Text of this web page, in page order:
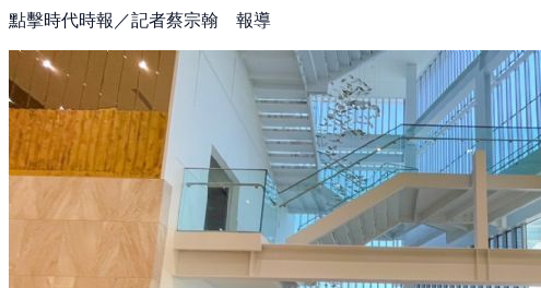
點擊時代時報／記者蔡宗翰 報導